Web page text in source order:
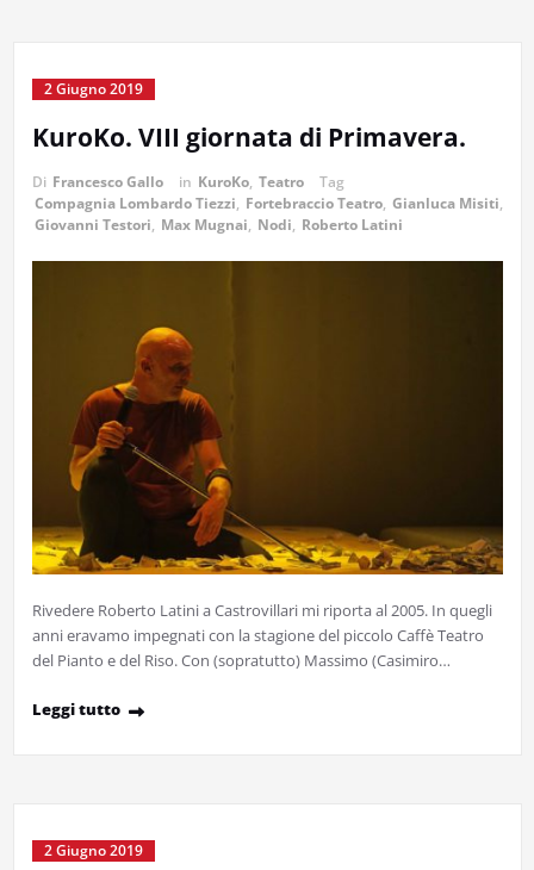
2 Giugno 2019
KuroKo. VIII giornata di Primavera.
Di Francesco Gallo in KuroKo, Teatro
Tag
Compagnia Lombardo Tiezzi, Fortebraccio Teatro, Gianluca Misiti,
Giovanni Testori, Max Mugnai, Nodi, Roberto Latini
Rivedere Roberto Latini a Castrovillari mi riporta al 2005. In quegli
anni eravamo impegnati con la stagione del piccolo Caffè Teatro
del Pianto e del Riso. Con (sopratutto) Massimo (Casimiro…
Leggi tutto
2 Giugno 2019